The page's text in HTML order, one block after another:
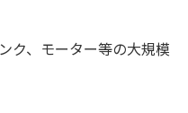
ク、モーター等の大規模